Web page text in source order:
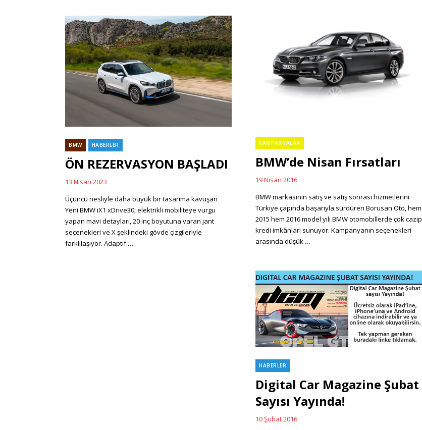
Categories
BMW HABERLER
ÖN REZERVASYON BAŞLADI
Posted
on
13 Nisan 2023
Üçüncü nesliyle daha büyük bir tasarıma kavuşan
Yeni BMW iX1 xDrive30; elektrikli mobiliteye vurgu
yapan mavi detayları, 20 inç boyutuna varan jant
seçenekleri ve X şeklindeki gövde çizgileriyle
farklılaşıyor. Adaptif …
Categories
KAMPANYALAR
BMW’de Nisan Fırsatları
Posted
on
19 Nisan 2016
BMW markasının satış ve satış sonrası hizmetlerini
Türkiye çapında başarıyla sürdüren Borusan Oto, hem
2015 hem 2016 model yılı BMW otomobillerde çok cazip
kredi imkânları sunuyor. Kampanyanın seçenekleri
arasında düşük …
Categories
HABERLER
Digital Car Magazine Şubat
Sayısı Yayında!
Posted
10 Şubat 2016